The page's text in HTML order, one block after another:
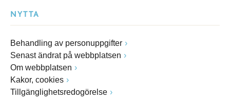
NYTTA
Behandling av personuppgifter
Senast ändrat på webbplatsen
Om webbplatsen
Kakor, cookies
Tillgänglighetsredogörelse